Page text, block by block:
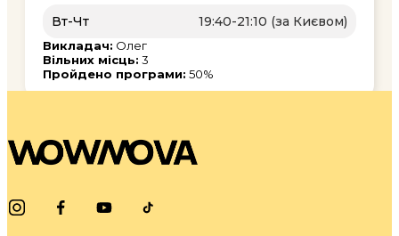
Вт-Чт 19:40-21:10 (за Києвом)
Викладач: Олег
Вільних місць: 3
Пройдено програми: 50%